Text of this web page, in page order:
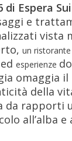
di Espera
e
vista
un ristorante
edesperienze
omaggia il
della
da rapporti
all’alba e